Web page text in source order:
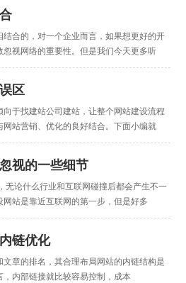
合的，对一个企业而言，如果想更好的开
视网络的重要性。但是我们今天更多听
区
于找建站公司建站，让整个网站建设流程
站营销、优化的良好结合。下面小编就
视的一些细节
论什么行业和互联网碰撞后都会产生不一
站是靠近互联网的第一步，但是好多
链优化
章的排名，其合理布局网站的内链结构是
内部链接就比较容易控制，成本